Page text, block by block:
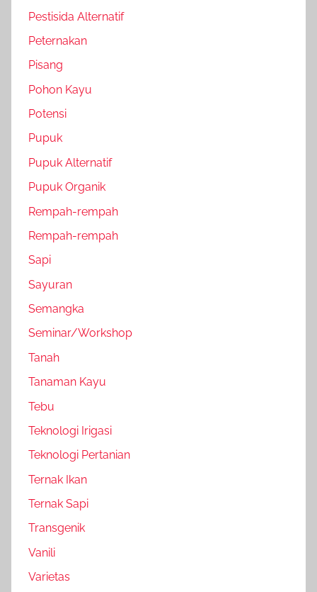
Pestisida Alternatif
Peternakan
Pisang
Pohon Kayu
Potensi
Pupuk
Pupuk Alternatif
Pupuk Organik
Rempah-rempah
Rempah-rempah
Sapi
Sayuran
Semangka
Seminar/Workshop
Tanah
Tanaman Kayu
Tebu
Teknologi Irigasi
Teknologi Pertanian
Ternak Ikan
Ternak Sapi
Transgenik
Vanili
Varietas